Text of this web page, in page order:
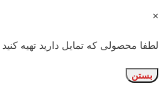
×
لطفا محصولی که تمایل دارید تهیه
بستن